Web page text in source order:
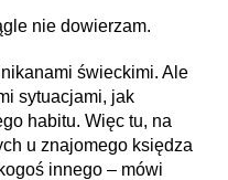
nie dowierzam.
świeckimi. Ale
sytuacjami, jak
habitu. Więc tu, na
u znajomego księdza
innego – mówi